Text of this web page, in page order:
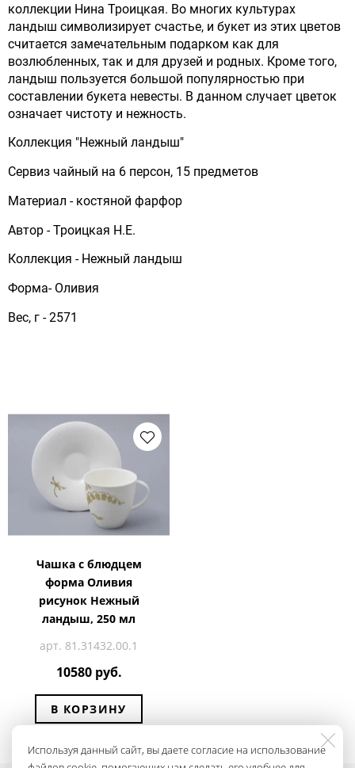
коллекции Нина Троицкая. Во многих культурах
ландыш символизирует счастье, и букет из этих цветов
считается замечательным подарком как для
возлюбленных, так и для друзей и родных. Кроме того,
ландыш пользуется большой популярностью при
составлении букета невесты. В данном случает цветок
означает чистоту и нежность.
Коллекция "Нежный ландыш"
Сервиз чайный на 6 персон, 15 предметов
Материал - костяной фарфор
Автор - Троицкая Н.Е.
Коллекция - Нежный ландыш
Форма- Оливия
Вес, г - 2571
Чашка с блюдцем
форма Оливия
рисунок Нежный
ландыш, 250 мл
арт. 81.31432.00.1
10580 руб.
В КОРЗИНУ
Используя данный сайт, вы даете согласие на использование